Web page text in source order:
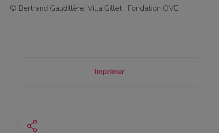
© Bertrand Gaudillère, Villa Gillet ; Fondation OVE
Imprimer